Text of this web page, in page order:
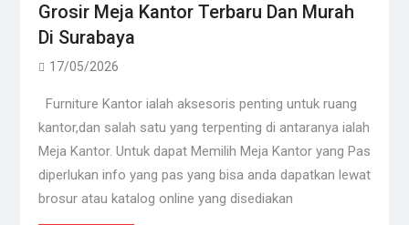
Grosir Meja Kantor Terbaru Dan Murah
Di Surabaya
17/05/2026
Furniture Kantor ialah aksesoris penting untuk ruang
kantor,dan salah satu yang terpenting di antaranya ialah
Meja Kantor. Untuk dapat Memilih Meja Kantor yang Pas
diperlukan info yang pas yang bisa anda dapatkan lewat
brosur atau katalog online yang disediakan